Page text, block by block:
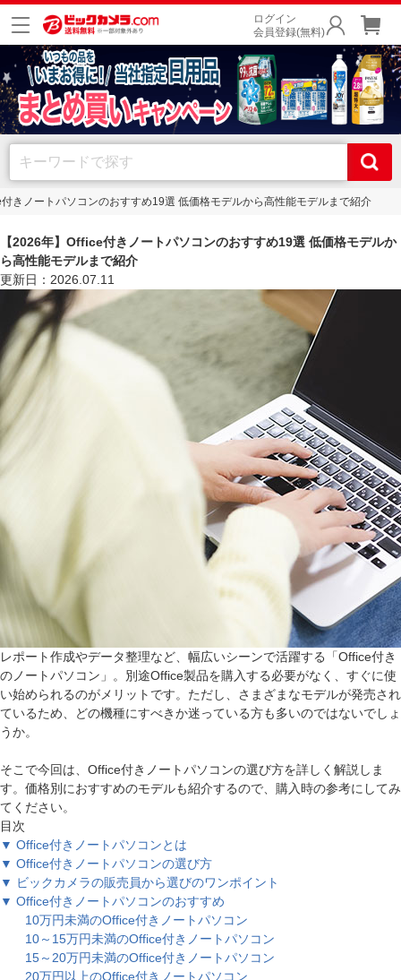
ログイン
会員登録(無料)
きノートパソコンのおすすめ19選 低価格モデルから高性能モデルまで紹介
【2026年】Office付きノートパソコンのおすすめ19選 低価格モデルか
ら高性能モデルまで紹介
更新日：2026.07.11
レポート作成やデータ整理など、幅広いシーンで活躍する「Office付き
のノートパソコン」。別途Office製品を購入する必要がなく、すぐに使
い始められるのがメリットです。ただし、さまざまなモデルが発売され
ているため、どの機種にすべきか迷っている方も多いのではないでしょ
うか。
そこで今回は、Office付きノートパソコンの選び方を詳しく解説しま
す。価格別におすすめのモデルも紹介するので、購入時の参考にしてみ
てください。
目次
▼ Office付きノートパソコンとは
▼ Office付きノートパソコンの選び方
▼ ビックカメラの販売員から選びのワンポイント
▼ Office付きノートパソコンのおすすめ
10万円未満のOffice付きノートパソコン
10～15万円未満のOffice付きノートパソコン
15～20万円未満のOffice付きノートパソコン
20万円以上のOffice付きノートパソコン